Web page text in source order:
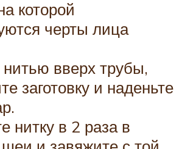
которой
черты лица
вверх трубы,
заготовку и наденьте
нитку в 2 раза в